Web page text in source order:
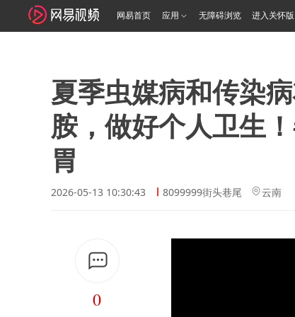
网易首页 应用 无障碍浏览 进入关怀版
夏季虫媒病和传染
胺，做好个人卫生
胃
2026-05-13 10:30:43 8099999街头巷尾 云南
0